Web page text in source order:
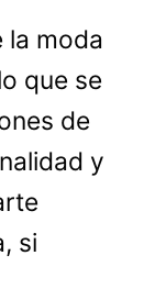
la moda
que se
de
y
si